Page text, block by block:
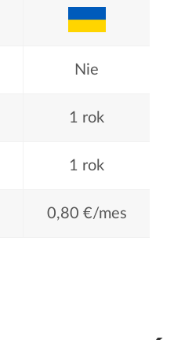
Nie
1 rok
1 rok
0,80 €/mes